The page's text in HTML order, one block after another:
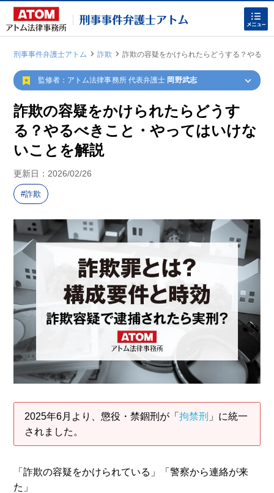
ホームに戻る
刑事事件
刑事事件の無料相談
家族が逮捕された方はこちら
アトムについて 知りたい方
弁護士費用
アクセス
刑事事件弁護士アトム |詐欺 |詐欺の容疑をかけられたらどうする？やるべ
監修者：アトム法律事務所 代表弁護士 岡野武志
詐欺の容疑をかけられたらどうす
る？やるべきこと・やってはいけな
いことを解説
更新日： 2026/02/26
詐欺
2025年6月より、懲役・禁錮刑が「拘禁刑 」に統一
されました。
「詐欺の容疑をかけられている」「警察から連絡が来
た」